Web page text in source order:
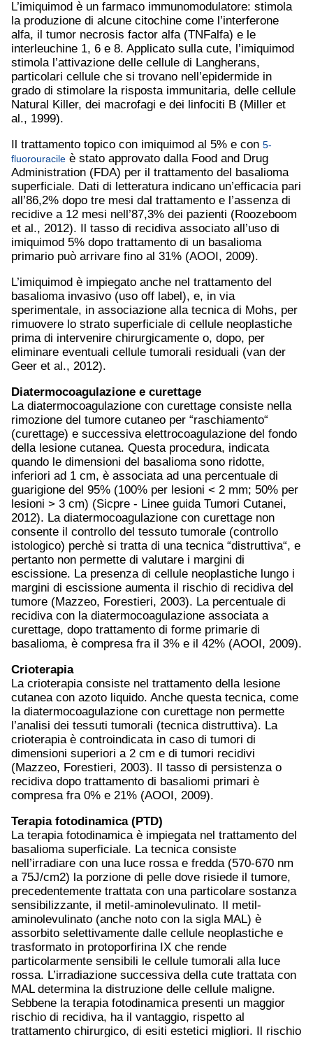
L’imiquimod è un farmaco immunomodulatore: stimola
la produzione di alcune citochine come l’interferone
alfa, il tumor necrosis factor alfa (TNFalfa) e le
interleuchine 1, 6 e 8. Applicato sulla cute, l’imiquimod
stimola l’attivazione delle cellule di Langherans,
particolari cellule che si trovano nell’epidermide in
grado di stimolare la risposta immunitaria, delle cellule
Natural Killer, dei macrofagi e dei linfociti B (Miller et
al., 1999).
Il trattamento topico con imiquimod al 5% e con 5-
fluorouracile è stato approvato dalla Food and Drug
Administration (FDA) per il trattamento del basalioma
superficiale. Dati di letteratura indicano un’efficacia pari
all’86,2% dopo tre mesi dal trattamento e l’assenza di
recidive a 12 mesi nell’87,3% dei pazienti (Roozeboom
et al., 2012). Il tasso di recidiva associato all’uso di
imiquimod 5% dopo trattamento di un basalioma
primario può arrivare fino al 31% (AOOI, 2009).
L’imiquimod è impiegato anche nel trattamento del
basalioma invasivo (uso off label), e, in via
sperimentale, in associazione alla tecnica di Mohs, per
rimuovere lo strato superficiale di cellule neoplastiche
prima di intervenire chirurgicamente o, dopo, per
eliminare eventuali cellule tumorali residuali (van der
Geer et al., 2012).
Diatermocoagulazione e curettage
La diatermocoagulazione con curettage consiste nella
rimozione del tumore cutaneo per “raschiamento“
(curettage) e successiva elettrocoagulazione del fondo
della lesione cutanea. Questa procedura, indicata
quando le dimensioni del basalioma sono ridotte,
inferiori ad 1 cm, è associata ad una percentuale di
guarigione del 95% (100% per lesioni < 2 mm; 50% per
lesioni > 3 cm) (Sicpre - Linee guida Tumori Cutanei,
2012). La diatermocoagulazione con curettage non
consente il controllo del tessuto tumorale (controllo
istologico) perchè si tratta di una tecnica “distruttiva“, e
pertanto non permette di valutare i margini di
escissione. La presenza di cellule neoplastiche lungo i
margini di escissione aumenta il rischio di recidiva del
tumore (Mazzeo, Forestieri, 2003). La percentuale di
recidiva con la diatermocoagulazione associata a
curettage, dopo trattamento di forme primarie di
basalioma, è compresa fra il 3% e il 42% (AOOI, 2009).
Crioterapia
La crioterapia consiste nel trattamento della lesione
cutanea con azoto liquido. Anche questa tecnica, come
la diatermocoagulazione con curettage non permette
l’analisi dei tessuti tumorali (tecnica distruttiva). La
crioterapia è controindicata in caso di tumori di
dimensioni superiori a 2 cm e di tumori recidivi
(Mazzeo, Forestieri, 2003). Il tasso di persistenza o
recidiva dopo trattamento di basaliomi primari è
compresa fra 0% e 21% (AOOI, 2009).
Terapia fotodinamica (PTD)
La terapia fotodinamica è impiegata nel trattamento del
basalioma superficiale. La tecnica consiste
nell’irradiare con una luce rossa e fredda (570-670 nm
a 75J/cm2) la porzione di pelle dove risiede il tumore,
precedentemente trattata con una particolare sostanza
sensibilizzante, il metil-aminolevulinato. Il metil-
aminolevulinato (anche noto con la sigla MAL) è
assorbito selettivamente dalle cellule neoplastiche e
trasformato in protoporfirina IX che rende
particolarmente sensibili le cellule tumorali alla luce
rossa. L’irradiazione successiva della cute trattata con
MAL determina la distruzione delle cellule maligne.
Sebbene la terapia fotodinamica presenti un maggior
rischio di recidiva, ha il vantaggio, rispetto al
trattamento chirurgico, di esiti estetici migliori. Il rischio